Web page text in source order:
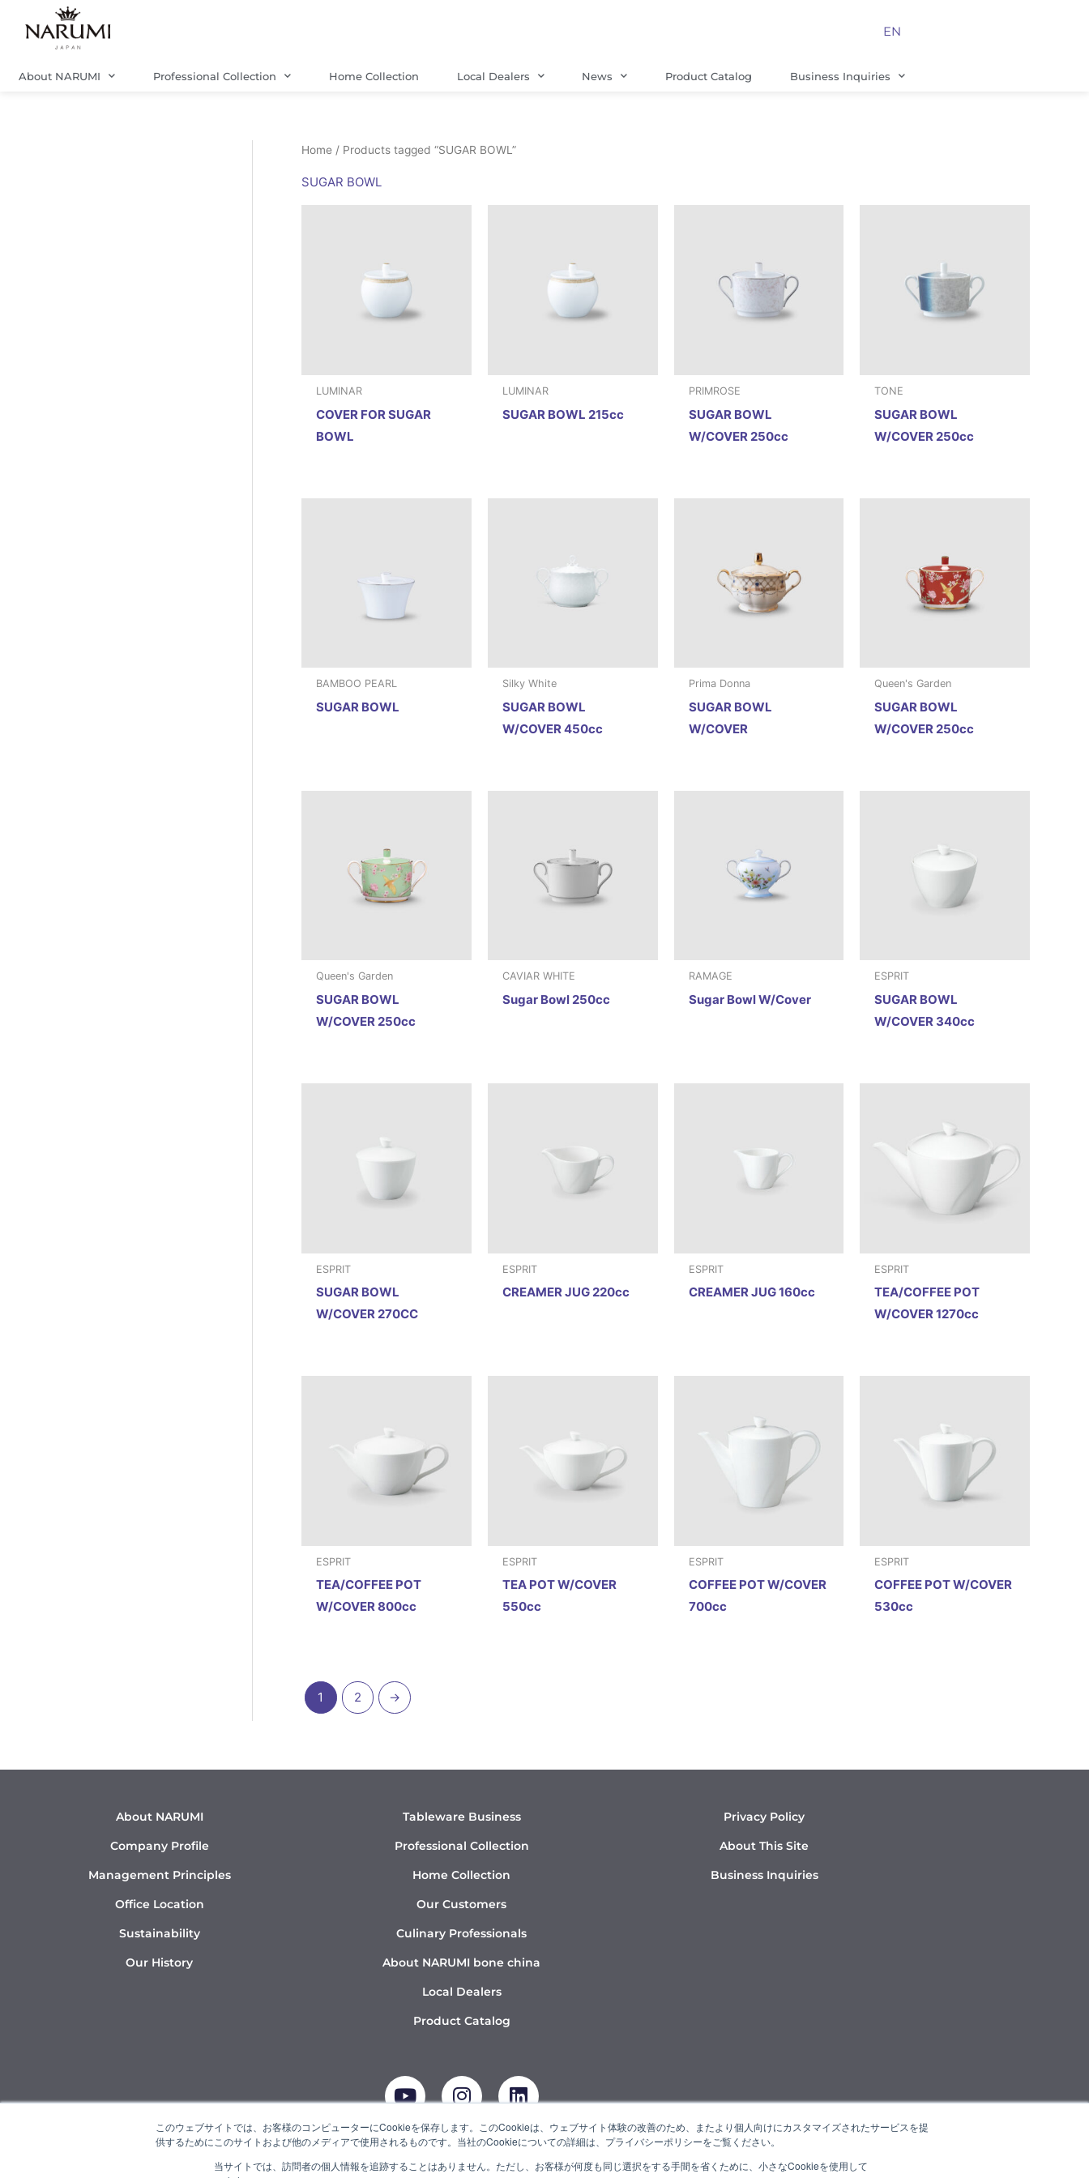
このウェブサイトでは、お客様のコンピューターにCookieを保存します。このCookieは、ウェブサイト体験の改善のため、またより個人向けにカスタマイズされたサービスを提
供するためにこのサイトおよび他のメディアで使用されるものです。当社のCookieについての詳細は、プライバシーポリシーをご覧ください。
当サイトでは、訪問者の個人情報を追跡することはありません。ただし、お客様が何度も同じ選択をする手間を省くために、小さなCookieを使用して
EN
About NARUMI Professional Collection Home Collection Local Dealers News Product Catalog Business Inquiries
Home / Products tagged “SUGAR BOWL”
SUGAR BOWL
LUMINAR
COVER FOR SUGAR
BOWL
LUMINAR
SUGAR BOWL 215cc
PRIMROSE
SUGAR BOWL
W/COVER 250cc
TONE
SUGAR BOWL
W/COVER 250cc
BAMBOO PEARL
SUGAR BOWL
Silky White
SUGAR BOWL
W/COVER 450cc
Prima Donna
SUGAR BOWL
W/COVER
Queen's Garden
SUGAR BOWL
W/COVER 250cc
Queen's Garden
SUGAR BOWL
W/COVER 250cc
CAVIAR WHITE
Sugar Bowl 250cc
RAMAGE
Sugar Bowl W/Cover
ESPRIT
SUGAR BOWL
W/COVER 340cc
ESPRIT
SUGAR BOWL
W/COVER 270CC
ESPRIT
CREAMER JUG 220cc
ESPRIT
CREAMER JUG 160cc
ESPRIT
TEA/COFFEE POT
W/COVER 1270cc
ESPRIT
TEA/COFFEE POT
W/COVER 800cc
ESPRIT
TEA POT W/COVER
550cc
ESPRIT
COFFEE POT W/COVER
700cc
ESPRIT
COFFEE POT W/COVER
530cc
1 2 →
About NARUMI
Company Profile
Management Principles
Office Location
Sustainability
Our History
Tableware Business
Professional Collection
Home Collection
Our Customers
Culinary Professionals
About NARUMI bone china
Local Dealers
Product Catalog
Privacy Policy
About This Site
Business Inquiries
o
u
t
u
b
n
s
t
a
g
i
n
k
e
d